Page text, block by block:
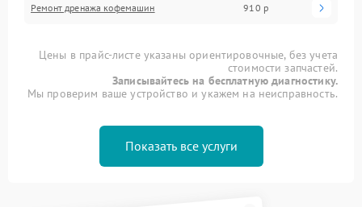
Ремонт дренажа кофемашин 910 р
Цены в прайс-листе указаны ориентировочные, без учета
стоимости запчастей.
Записывайтесь на бесплатную диагностику.
Мы проверим ваше устройство и укажем на неисправность.
Показать все услуги